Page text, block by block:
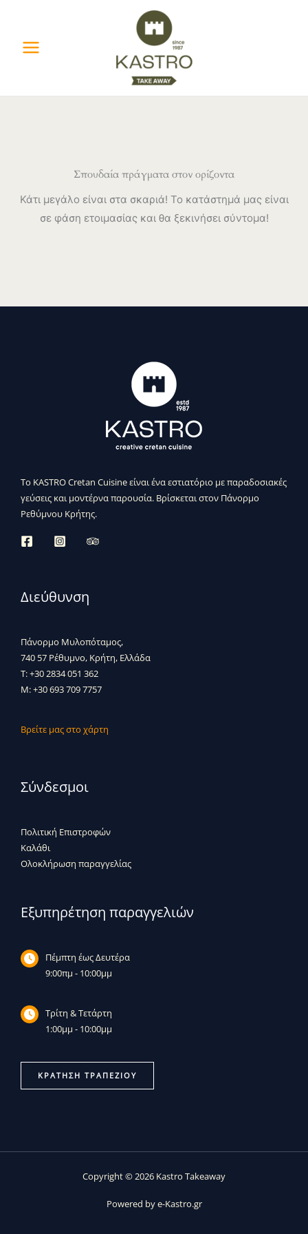
περιεχόμενο
Σπουδαία πράγματα στον ορίζοντα
Κάτι μεγάλο είναι στα σκαριά! Το κατάστημά μας είναι
σε φάση ετοιμασίας και θα ξεκινήσει σύντομα!
Το KASTRO Cretan Cuisine είναι ένα εστιατόριο με παραδοσιακές
γεύσεις και μοντέρνα παρουσία. Βρίσκεται στον Πάνορμο
Ρεθύμνου Κρήτης.
Διεύθυνση
Πάνορμο Μυλοπόταμος,
740 57 Ρέθυμνο, Κρήτη, Ελλάδα
T: +30 2834 051 362
M: +30 693 709 7757
Βρείτε μας στο χάρτη
Σύνδεσμοι
Πολιτική Επιστροφών
Καλάθι
Ολοκλήρωση παραγγελίας
Εξυπηρέτηση παραγγελιών
Πέμπτη έως Δευτέρα
9:00πμ - 10:00μμ
Τρίτη & Τετάρτη
1:00μμ - 10:00μμ
ΚΡΆΤΗΣΗ ΤΡΑΠΕΖΙΟΎ
Copyright © 2026 Kastro Takeaway
Powered by e-Kastro.gr